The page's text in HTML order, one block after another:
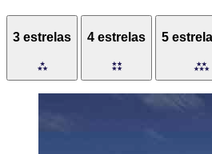
3 estrelas 4 estrelas 5